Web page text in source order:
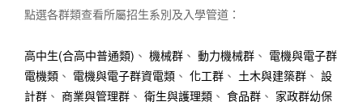
點選各群類查看所屬招生系別及入學管道：
高中生(合高中普通類) 、 機械群 、 動力機械群 、 電機與電子群
電機類 、 電機與電子群資電類 、 化工群 、 土木與建築群 、 設
計群 、 商業與管理群 、 衛生與護理類 、 食品群 、 家政群幼保